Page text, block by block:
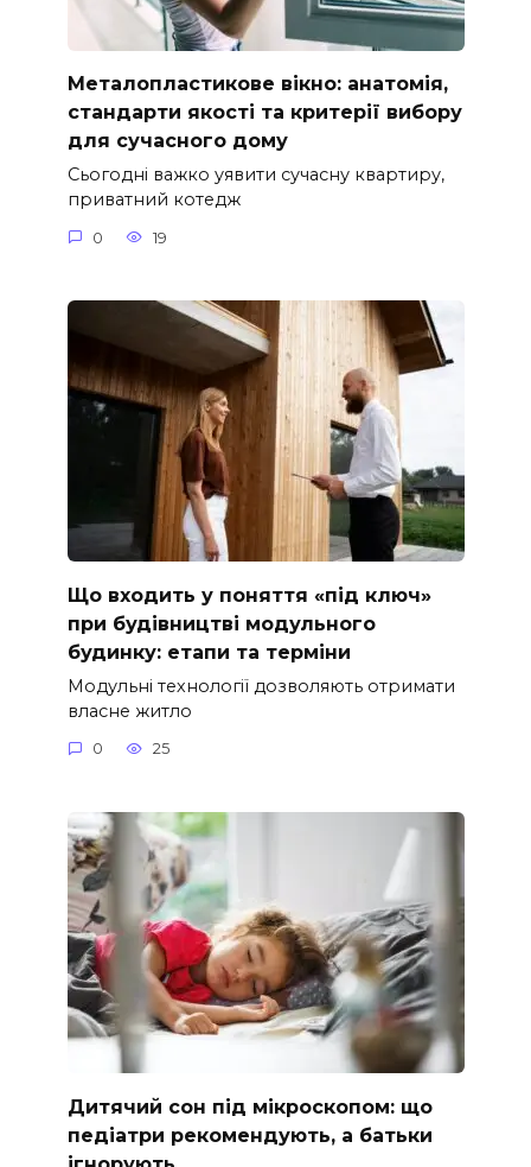
Металопластикове вікно: анатомія,
стандарти якості та критерії вибору
для сучасного дому
Сьогодні важко уявити сучасну квартиру,
приватний котедж
0 19
Що входить у поняття «під ключ»
при будівництві модульного
будинку: етапи та терміни
Модульні технології дозволяють отримати
власне житло
0 25
Дитячий сон під мікроскопом: що
педіатри рекомендують, а батьки